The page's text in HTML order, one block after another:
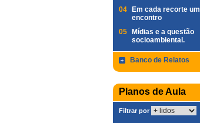
04
Em cada recorte um
encontro
05
Mídias e a questão
socioambiental.
Banco de Relatos
Planos de Aula
Filtrar por